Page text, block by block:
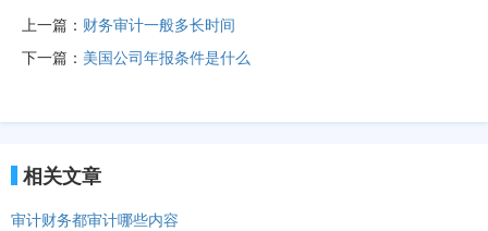
上一篇： 财务审计一般多长时间
下一篇： 美国公司年报条件是什么
相关文章
审计财务都审计哪些内容